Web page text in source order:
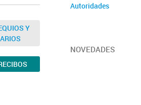
Y
Autoridades
NOVEDADES